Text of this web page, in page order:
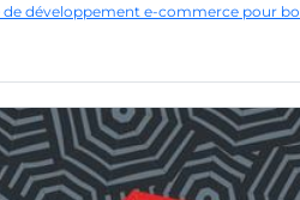
développement e-commerce pour